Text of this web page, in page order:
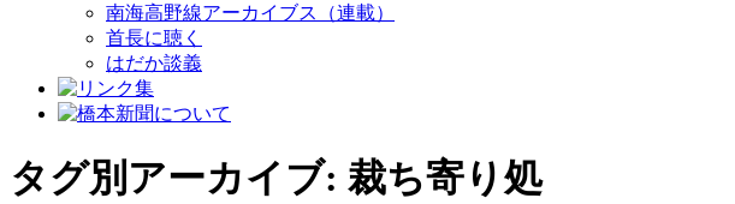
南海高野線アーカイブス（連載）
首長に聴く
はだか談義
タグ別アーカイブ: 裁ち寄り処